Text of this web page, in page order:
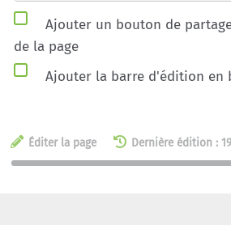
Ajouter un bouton de
de la page
Ajouter la barre d'édition en
Éditer la page Dernière édition :